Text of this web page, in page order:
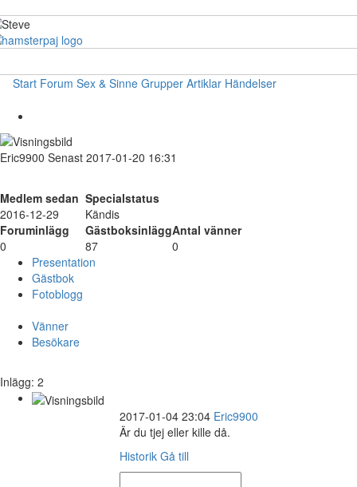
Start Forum Sex & Sinne Grupper Artiklar Händelser
Eric9900 Senast 2017-01-20 16:31
Medlem sedan Specialstatus
2016-12-29
Kändis
Foruminlägg
GästboksinläggAntal vänner
0
87
0
Presentation
Gästbok
Fotoblogg
Vänner
Besökare
Inlägg: 2
2017-01-04 23:04 Eric9900
Är du tjej eller kille då.
Historik Gå till